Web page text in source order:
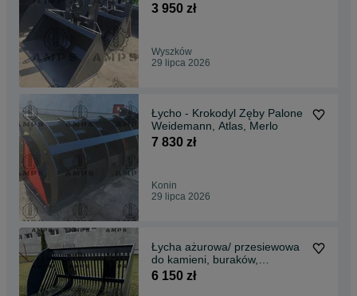
3 950 zł
Wyszków
29 lipca 2026
Łycho - Krokodyl Zęby Palone
Weidemann, Atlas, Merlo
7 830 zł
Konin
29 lipca 2026
Łycha ażurowa/ przesiewowa
do kamieni, buraków,
ziemniaków
6 150 zł